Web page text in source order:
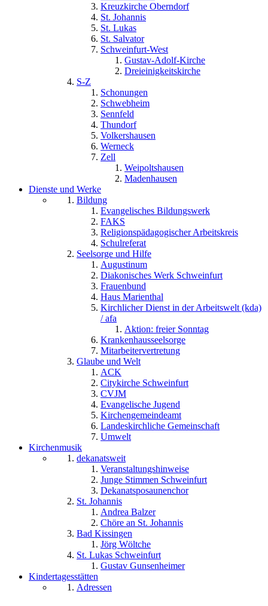
Kreuzkirche Oberndorf
St. Johannis
St. Lukas
St. Salvator
Schweinfurt-West
Gustav-Adolf-Kirche
Dreieinigkeitskirche
S-Z
Schonungen
Schwebheim
Sennfeld
Thundorf
Volkershausen
Werneck
Zell
Weipoltshausen
Madenhausen
Dienste und Werke
Bildung
Evangelisches Bildungswerk
FAKS
Religionspädagogischer Arbeitskreis
Schulreferat
Seelsorge und Hilfe
Augustinum
Diakonisches Werk Schweinfurt
Frauenbund
Haus Marienthal
Kirchlicher Dienst in der Arbeitswelt (kda)
/ afa
Aktion: freier Sonntag
Krankenhausseelsorge
Mitarbeitervertretung
Glaube und Welt
ACK
Citykirche Schweinfurt
CVJM
Evangelische Jugend
Kirchengemeindeamt
Landeskirchliche Gemeinschaft
Umwelt
Kirchenmusik
dekanatsweit
Veranstaltungshinweise
Junge Stimmen Schweinfurt
Dekanatsposaunenchor
St. Johannis
Andrea Balzer
Chöre an St. Johannis
Bad Kissingen
Jörg Wöltche
St. Lukas Schweinfurt
Gustav Gunsenheimer
Kindertagesstätten
Adressen